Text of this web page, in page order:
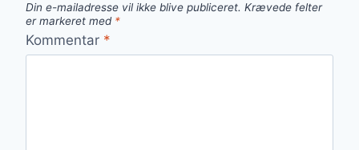
Din e-mailadresse vil ikke blive publiceret. Krævede felter
er markeret med *
Kommentar *